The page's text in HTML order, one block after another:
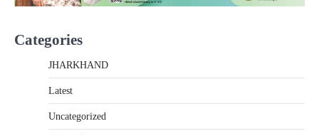
Categories
JHARKHAND
Latest
Uncategorized